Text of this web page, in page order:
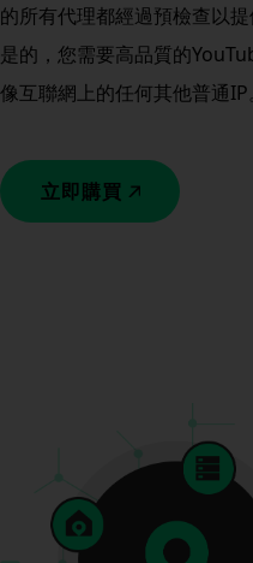
的所有代理都經過預檢查以提
是的，您需要高品質的
像互聯網上的任何其他普通IP。
立即購買